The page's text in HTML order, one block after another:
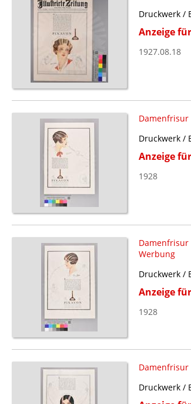
Druckwerk /
Anzeige
1927.08.18
Damenfrisur
Druckwerk /
Anzeige
1928
Damenfrisur
Werbung
Druckwerk /
Anzeige
1928
Damenfrisur
Druckwerk /